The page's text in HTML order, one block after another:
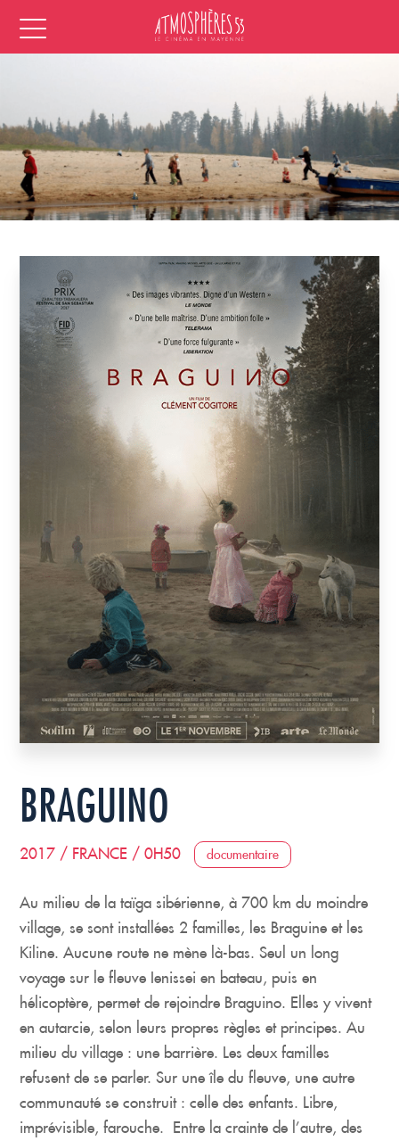
BRAGUINO
2017 / FRANCE / 0H50 documentaire
Au milieu de la taïga sibérienne, à 700 km du moindre
village, se sont installées 2 familles, les Braguine et les
Kiline. Aucune route ne mène là-bas. Seul un long
voyage sur le fleuve Ienissei en bateau, puis en
hélicoptère, permet de rejoindre Braguino. Elles y vivent
en autarcie, selon leurs propres règles et principes. Au
milieu du village : une barrière. Les deux familles
refusent de se parler. Sur une île du fleuve, une autre
communauté se construit : celle des enfants. Libre,
imprévisible, farouche. Entre la crainte de l’autre, des